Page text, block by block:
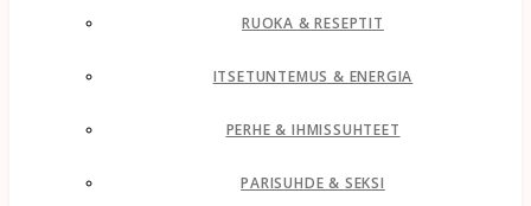
RUOKA & RESEPTIT
ITSETUNTEMUS & ENERGIA
PERHE & IHMISSUHTEET
PARISUHDE & SEKSI